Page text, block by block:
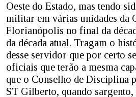
Oeste do Estado, mas tendo
militar em várias unidades da
Florianópolis no final da
da década atual. Tragam o
desse servidor que por certo
oficiais que terão a mesma
que o Conselho de Disciplina
ST Gilberto, quando